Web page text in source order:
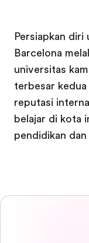
Cerita kami
Karir
Bergabung dengan tim
Persiapkan
Barcelona
universitas
terbesar
reputasi
belajar di kota
pendidikan